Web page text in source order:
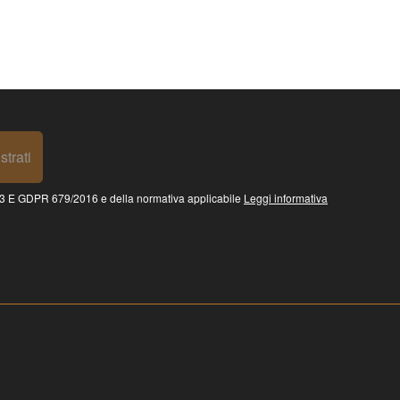
E GDPR 679/2016 e della normativa applicabile Leggi informativa